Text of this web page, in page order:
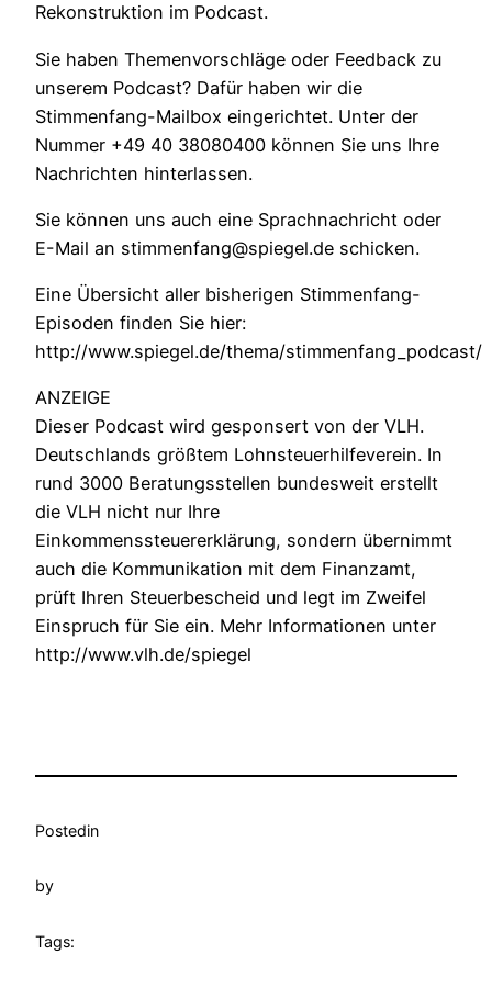
Rekonstruktion im Podcast.
Sie haben Themenvorschläge oder Feedback zu
unserem Podcast? Dafür haben wir die
Stimmenfang-Mailbox eingerichtet. Unter der
Nummer +49 40 38080400 können Sie uns Ihre
Nachrichten hinterlassen.
Sie können uns auch eine Sprachnachricht oder
E-Mail an stimmenfang@spiegel.de schicken.
Eine Übersicht aller bisherigen Stimmenfang-
Episoden finden Sie hier:
http://www.spiegel.de/thema/stimmenfang_podcast/
ANZEIGE
Dieser Podcast wird gesponsert von der VLH.
Deutschlands größtem Lohnsteuerhilfeverein. In
rund 3000 Beratungsstellen bundesweit erstellt
die VLH nicht nur Ihre
Einkommenssteuererklärung, sondern übernimmt
auch die Kommunikation mit dem Finanzamt,
prüft Ihren Steuerbescheid und legt im Zweifel
Einspruch für Sie ein. Mehr Informationen unter
http://www.vlh.de/spiegel
Postedin
by
Tags: